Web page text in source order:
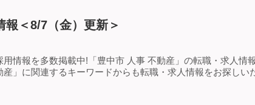
＜8/7（金）更新＞
情報を多数掲載中!「豊中市 人事 不動産」の転職・求人情
」に関連するキーワードからも転職・求人情報をお探しい